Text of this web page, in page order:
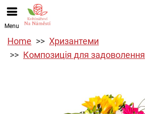
Menu
Home
Хризантеми
Композиція для задоволення